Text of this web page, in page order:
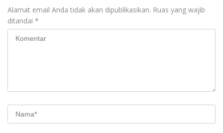
Alamat email Anda tidak akan dipublikasikan. Ruas yang wajib
ditandai *